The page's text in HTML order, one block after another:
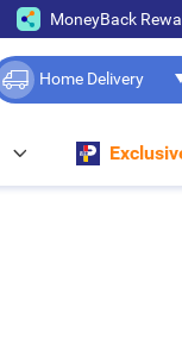
MoneyBack
Home Delivery